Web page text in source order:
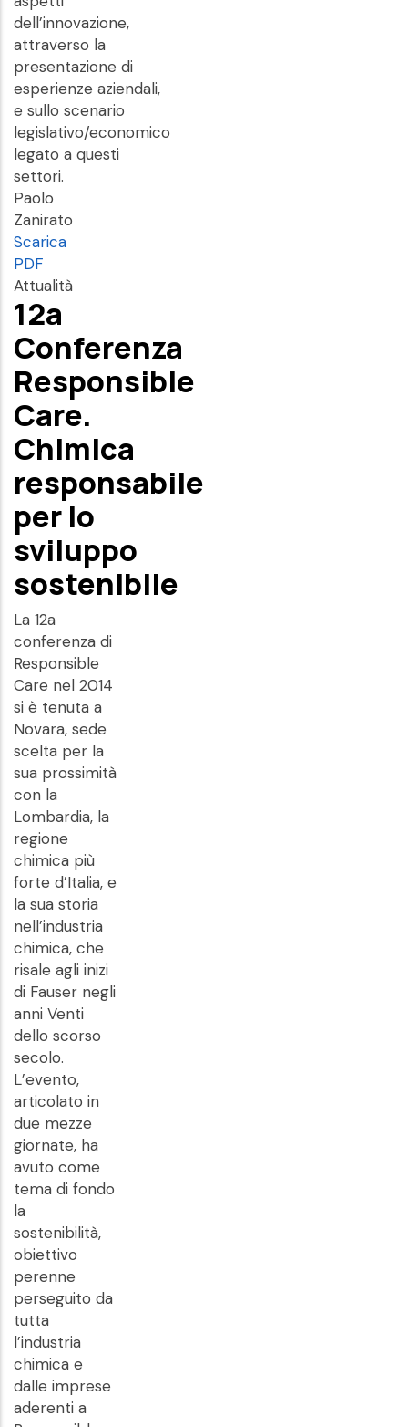
dell’innovazione,
attraverso la
presentazione di
esperienze aziendali,
e sullo scenario
legislativo/economico
legato a questi
settori.
Paolo
Zanirato
Scarica
PDF
Attualità
12a
Conferenza
Responsible
Care.
Chimica
responsabile
per lo
sviluppo
sostenibile
La 12a
conferenza di
Responsible
Care nel 2014
si è tenuta a
Novara, sede
scelta per la
sua prossimità
con la
Lombardia, la
regione
chimica più
forte d’Italia, e
la sua storia
nell’industria
chimica, che
risale agli inizi
di Fauser negli
anni Venti
dello scorso
secolo.
L’evento,
articolato in
due mezze
giornate, ha
avuto come
tema di fondo
la
sostenibilità,
obiettivo
perenne
perseguito da
tutta
l’industria
chimica e
dalle imprese
aderenti a